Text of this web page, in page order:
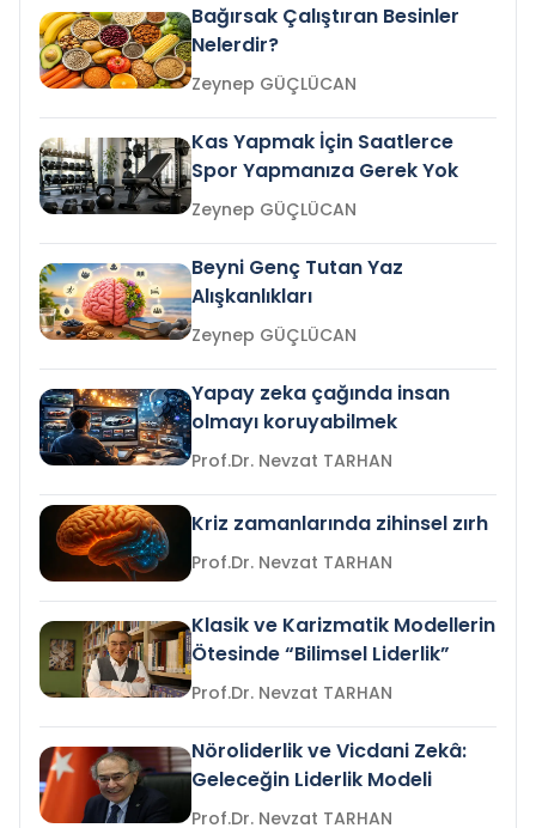
Bağırsak Çalıştıran Besinler
Nelerdir?
Zeynep GÜÇLÜCAN
Kas Yapmak İçin Saatlerce
Spor Yapmanıza Gerek Yok
Zeynep GÜÇLÜCAN
Beyni Genç Tutan Yaz
Alışkanlıkları
Zeynep GÜÇLÜCAN
Yapay zeka çağında insan
olmayı koruyabilmek
Prof.Dr. Nevzat TARHAN
Kriz zamanlarında zihinsel zırh
Prof.Dr. Nevzat TARHAN
Klasik ve Karizmatik Modellerin
Ötesinde “Bilimsel Liderlik”
Prof.Dr. Nevzat TARHAN
Nöroliderlik ve Vicdani Zekâ:
Geleceğin Liderlik Modeli
Prof.Dr. Nevzat TARHAN